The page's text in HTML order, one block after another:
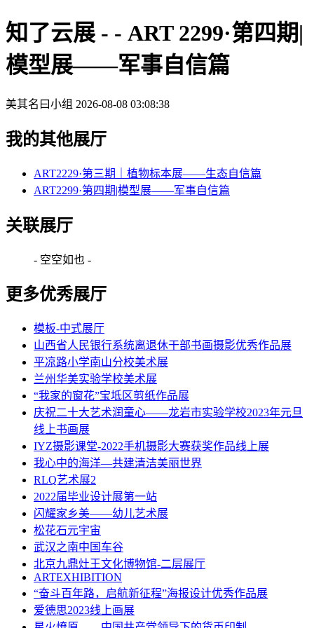
知了云展 - - ART 2299·第四期|
模型展——军事自信篇
美其名曰小组 2026-08-08 03:08:38
我的其他展厅
ART2229·第三期｜植物标本展——生态自信篇
ART2299·第四期|模型展——军事自信篇
关联展厅
- 空空如也 -
更多优秀展厅
模板-中式展厅
山西省人民银行系统离退休干部书画摄影优秀作品展
平凉路小学南山分校美术展
兰州华美实验学校美术展
“我家的窗花”宝坻区剪纸作品展
庆祝二十大艺术润童心——龙岩市实验学校2023年元旦
线上书画展
IYZ摄影课堂-2022手机摄影大赛获奖作品线上展
我心中的海洋—共建清洁美丽世界
RLQ艺术展2
2022届毕业设计展第一站
闪耀家乡美——幼儿艺术展
松花石元宇宙
武汉之南中国车谷
北京九鼎灶王文化博物馆-二层展厅
ARTEXHIBITION
“奋斗百年路，启航新征程”海报设计优秀作品展
爱德思2023线上画展